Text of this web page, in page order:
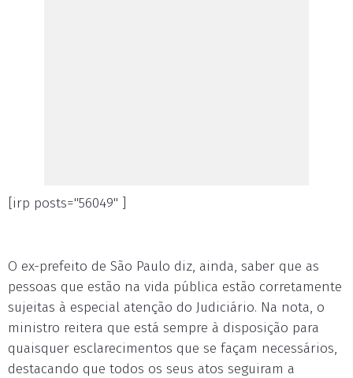
[irp posts="56049" ]
O ex-prefeito de São Paulo diz, ainda, saber que as
pessoas que estão na vida pública estão corretamente
sujeitas à especial atenção do Judiciário. Na nota, o
ministro reitera que está sempre à disposição para
quaisquer esclarecimentos que se façam necessários,
destacando que todos os seus atos seguiram a